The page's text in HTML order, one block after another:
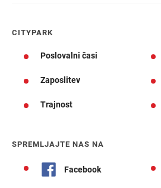
CITYPARK
Poslovalni časi
Zaposlitev
Trajnost
SPREMLJAJTE NAS NA
Facebook